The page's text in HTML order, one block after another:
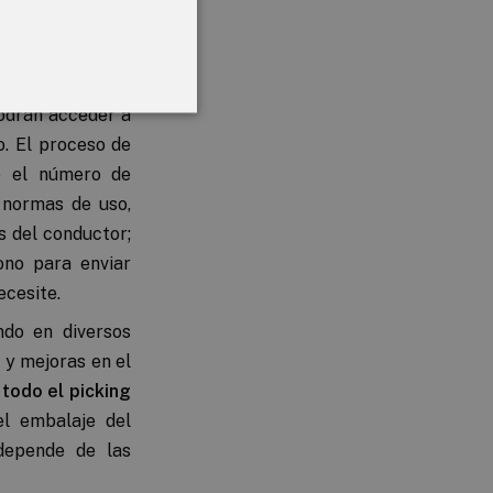
ni futuro para
acceder a
El proceso de
el número de
de uso,
del conductor;
para enviar
en diversos
mejoras en el
todo el picking
embalaje del
de las